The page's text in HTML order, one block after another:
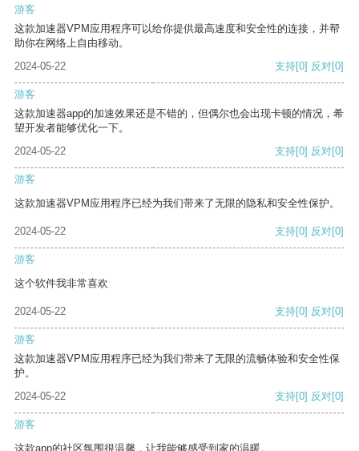
游客
这款加速器VPM应用程序可以给你提供最高速度和安全性的连接，并帮
助你在网络上自由移动。
2024-05-22
支持[0] 反对[0]
游客
这款加速器app的加速效果还是不错的，但偶尔也会出现卡顿的情况，希
望开发者能够优化一下。
2024-05-22
支持[0] 反对[0]
游客
这款加速器VPM应用程序已经为我们带来了无限的隐私和安全性保护。
2024-05-22 支持[0] 反对[0]
游客
这个软件我非常喜欢
2024-05-22 支持[0] 反对[0]
游客
这款加速器VPM应用程序已经为我们带来了无限的流畅体验和安全性保
护。
2024-05-22
支持[0] 反对[0]
游客
这款app的社区氛围很温馨，让我能够感受到家的温暖。